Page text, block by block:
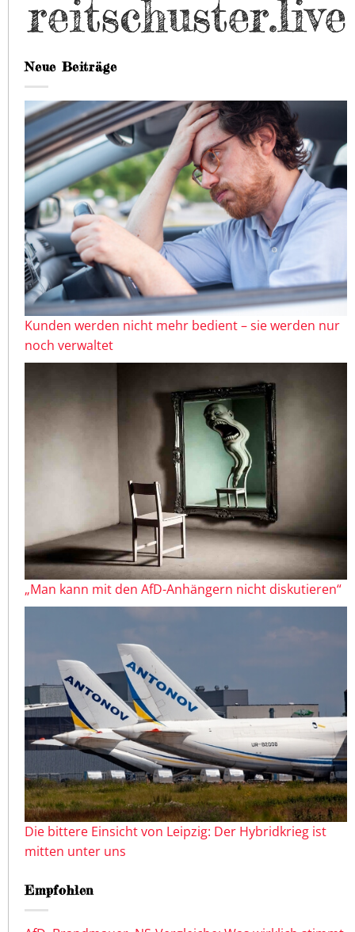
Neue Beiträge
Kunden werden nicht mehr bedient – sie werden nur
noch verwaltet
„Man kann mit den AfD-Anhängern nicht diskutieren“
Die bittere Einsicht von Leipzig: Der Hybridkrieg ist
mitten unter uns
Empfohlen